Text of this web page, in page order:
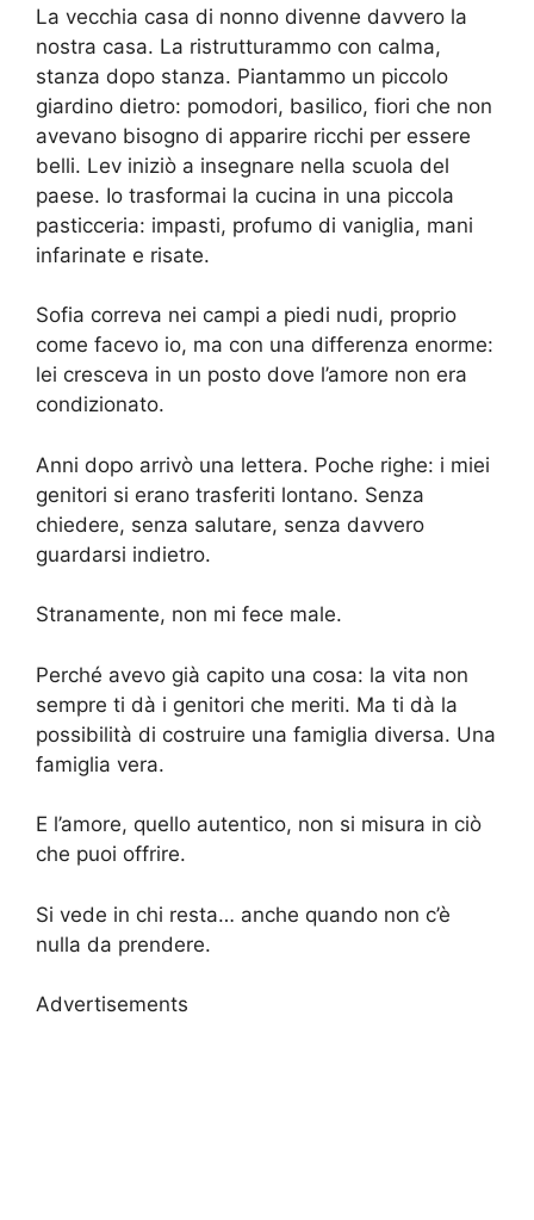
La vecchia casa di nonno divenne davvero la
nostra casa. La ristrutturammo con calma,
stanza dopo stanza. Piantammo un piccolo
giardino dietro: pomodori, basilico, fiori che non
avevano bisogno di apparire ricchi per essere
belli. Lev iniziò a insegnare nella scuola del
paese. Io trasformai la cucina in una piccola
pasticceria: impasti, profumo di vaniglia, mani
infarinate e risate.
Sofia correva nei campi a piedi nudi, proprio
come facevo io, ma con una differenza enorme:
lei cresceva in un posto dove l’amore non era
condizionato.
Anni dopo arrivò una lettera. Poche righe: i miei
genitori si erano trasferiti lontano. Senza
chiedere, senza salutare, senza davvero
guardarsi indietro.
Stranamente, non mi fece male.
Perché avevo già capito una cosa: la vita non
sempre ti dà i genitori che meriti. Ma ti dà la
possibilità di costruire una famiglia diversa. Una
famiglia vera.
E l’amore, quello autentico, non si misura in ciò
che puoi offrire.
Si vede in chi resta… anche quando non c’è
nulla da prendere.
Advertisements